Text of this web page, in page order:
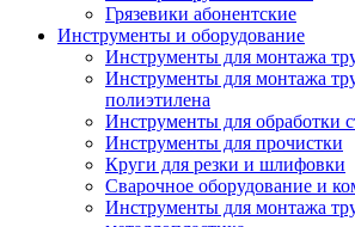
Грязевики абонентские
Инструменты и оборудование
Инструменты для монтажа
Инструменты для монтажа
полиэтилена
Инструменты для обработки
Инструменты для прочистки
Круги для резки и шлифовки
Сварочное оборудование и
Инструменты для монтажа